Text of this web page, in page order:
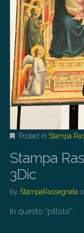
Posted in Stampa
Stampa
3Dic
by StampaRassegnata
In questo “pillolo”: